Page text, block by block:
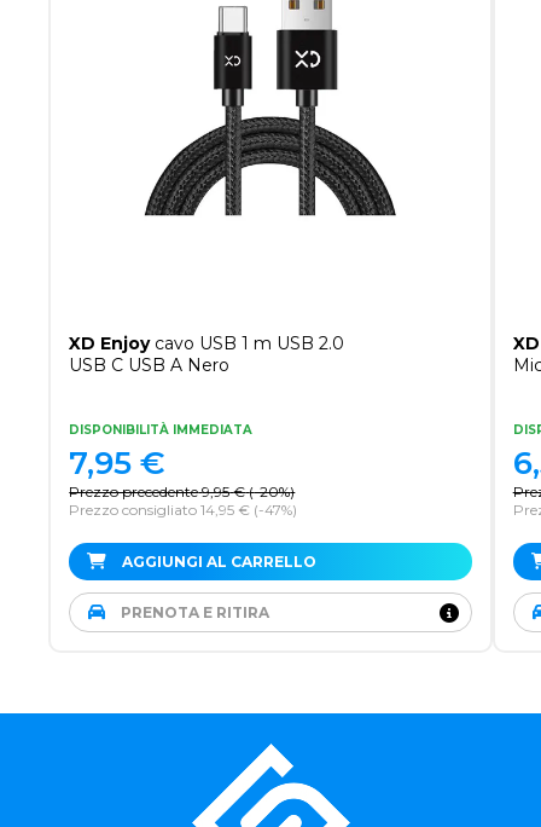
XD Enjoycavo USB 1 m USB 2.0
USB C USB A Nero
DISPONIBILITÀ IMMEDIATA
Prezzo precedente 9,95 € (-20%)
Prezzo consigliato 14,95 € (-47%)
7,95 €
AGGIUNGI AL CARRELLO
PRENOTA E RITIRA